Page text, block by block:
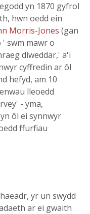
yn 1870 gyfrol
hwn oedd ein
Morris-Jones (gan
swm mawr o
diweddar,' a'i
cyffredin ar ôl
hefyd, am 10
lleoedd
- yma,
ôl ei synnwyr
ffurfiau
yr un swydd
ar ei gwaith